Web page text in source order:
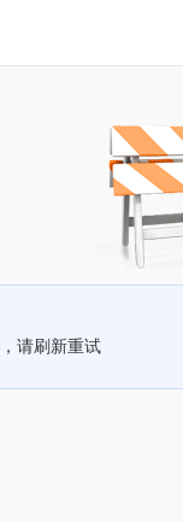
请刷新重试